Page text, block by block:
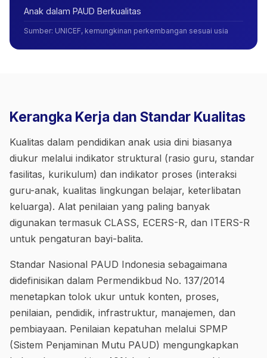
Anak dalam PAUD Berkualitas
Sumber: UNICEF, kemungkinan perkembangan sesuai usia
Kerangka Kerja dan Standar Kualitas
Kualitas dalam pendidikan anak usia dini biasanya
diukur melalui indikator struktural (rasio guru, standar
fasilitas, kurikulum) dan indikator proses (interaksi
guru-anak, kualitas lingkungan belajar, keterlibatan
keluarga). Alat penilaian yang paling banyak
digunakan termasuk CLASS, ECERS-R, dan ITERS-R
untuk pengaturan bayi-balita.
Standar Nasional PAUD Indonesia sebagaimana
didefinisikan dalam Permendikbud No. 137/2014
menetapkan tolok ukur untuk konten, proses,
penilaian, pendidik, infrastruktur, manajemen, dan
pembiayaan. Penilaian kepatuhan melalui SPMP
(Sistem Penjaminan Mutu PAUD) mengungkapkan